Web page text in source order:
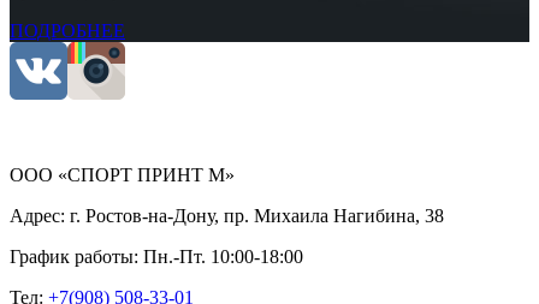
ПОДРОБНЕЕ
ООО «СПОРТ ПРИНТ М»
Адрес: г. Ростов-на-Дону, пр. Михаила Нагибина, 38
График работы: Пн.-Пт. 10:00-18:00
Тел: +7(908) 508-33-01